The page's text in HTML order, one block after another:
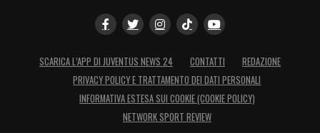
SCARICA L’APP DI JUVENTUS NEWS 24 CONTATTI
REDAZIONE
PRIVACY POLICY E TRATTAMENTO DEI DATI PERSONALI
INFORMATIVA ESTESA SUI COOKIE (COOKIE POLICY)
NETWORK SPORT REVIEW